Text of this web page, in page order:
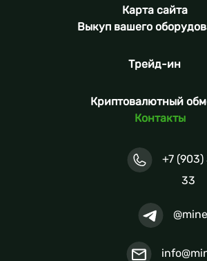
Карта сайта
Выкуп вашего
Трейд-ин
Криптовалютный
Контакты
+7
33